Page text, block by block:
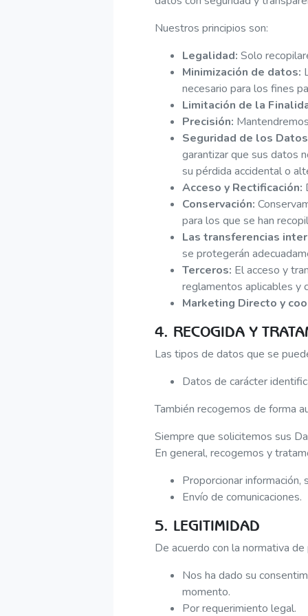
Nuestros principios son:
Legalidad: Solo
Minimización de datos:
necesario para los fines
Limitación de la
Precisión:
Seguridad de los
garantizar que sus datos
su pérdida accidental o
Acceso y Rectificación:
Conservación:
para los que se han
Las transferencias
se protegerán
Terceros: El acceso y
reglamentos aplicables y
Marketing Directo y
4. RECOGIDA Y
Las tipos de datos que se
Datos de carácter
También recogemos de forma
Siempre que solicitemos sus
En general, recogemos y
Proporcionar
Envío de comunicaciones.
5. LEGITIMIDAD
De acuerdo con la normativa
Nos ha dado su
momento.
Por requerimiento legal.